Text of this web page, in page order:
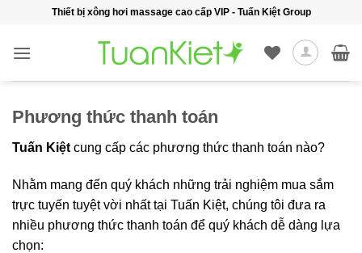
nội
Thiết bị xông hơi massage cao cấp VIP - Tuấn Kiệt Group
Phương thức thanh toán
Tuấn Kiệt cung cấp các phương thức thanh toán nào?
Nhằm mang đến quý khách những trải nghiệm mua sắm
trực tuyến tuyệt vời nhất tại Tuấn Kiệt, chúng tôi đưa ra
nhiều phương thức thanh toán để quý khách dễ dàng lựa
chọn: